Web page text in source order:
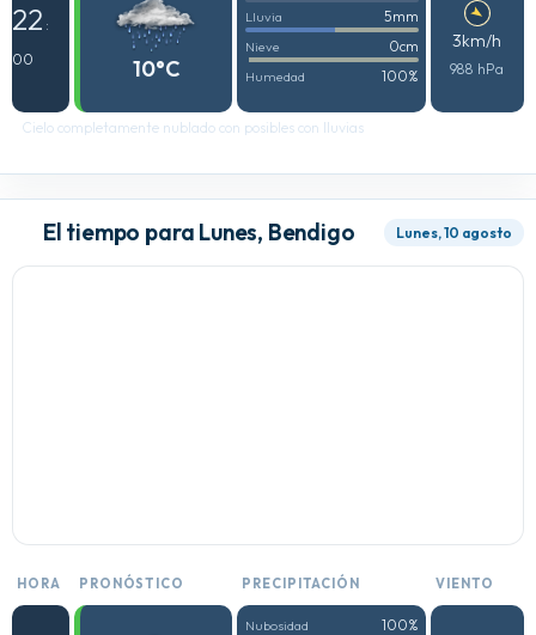
22 :
00
10°C
Lluvia 5mm
Nieve 0cm
Humedad 100%
3km/h
988 hPa
Cielo completamente nublado con posibles con lluvias
El tiempo para Lunes, Bendigo Lunes, 10 agosto
HORA PRONÓSTICO PRECIPITACIÓN VIENTO
Nubosidad 100%